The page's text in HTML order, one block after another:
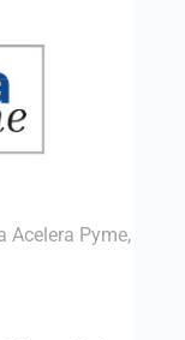
Acelera Pyme,